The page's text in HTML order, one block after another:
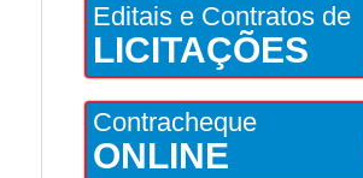
Editais e Contratos de
LICITAÇÕES
Contracheque
ONLINE